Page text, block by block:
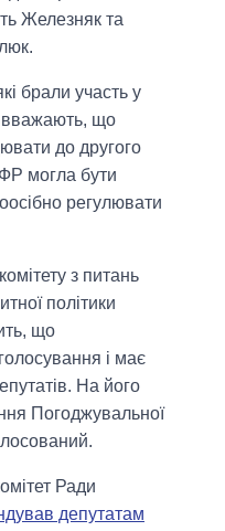
Железняк та
брали участь у
вважають, що
до другого
могла бути
регулювати
з питань
політики
що
і має
На його
Погоджувальної
Ради
депутатам